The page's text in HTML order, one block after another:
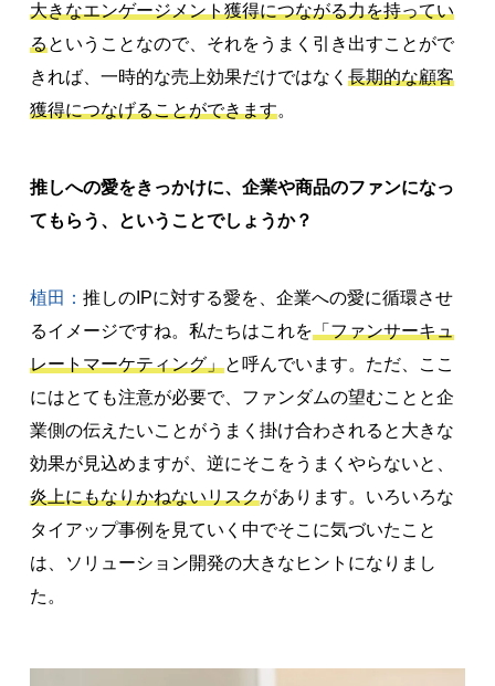
大きなエンゲージメント獲得につながる力を持ってい
るということなので、それをうまく引き出すことがで
きれば、一時的な売上効果だけではなく 長期的な顧客
獲得につなげることができます。
推しへの愛をきっかけに、企業や商品のファンになっ
てもらう、ということでしょうか？
植田： 推しのIPに対する愛を、企業への愛に循環させ
るイメージですね。私たちはこれを「ファンサーキュ
レートマーケティング」と呼んでいます。ただ、ここ
にはとても注意が必要で、ファンダムの望むことと企
業側の伝えたいことがうまく掛け合わされると大きな
効果が見込めますが、逆にそこをうまくやらないと、
炎上にもなりかねないリスクがあります。いろいろな
タイアップ事例を見ていく中でそこに気づいたこと
は、ソリューション開発の大きなヒントになりまし
た。